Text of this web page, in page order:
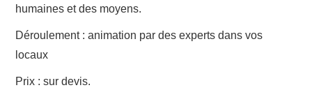
humaines et des moyens.
Déroulement : animation par des experts dans vos
locaux
Prix : sur devis.